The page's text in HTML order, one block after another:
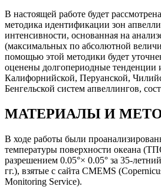
В настоящей работе будет
методика идентификации зон
интенсивности, основанная на
(максимальных по абсолютной
помощью этой методики будет
оценены долгопериодные тенденции
Калифорнийской, Перуанской,
Бенгельской систем апвеллингов,
МАТЕРИАЛЫ И
В ходе работы были
температуры поверхности океана
разрешением 0.05°× 0.05° за 35-
гг.), взятые с сайта CMEMS
Monitoring Service).